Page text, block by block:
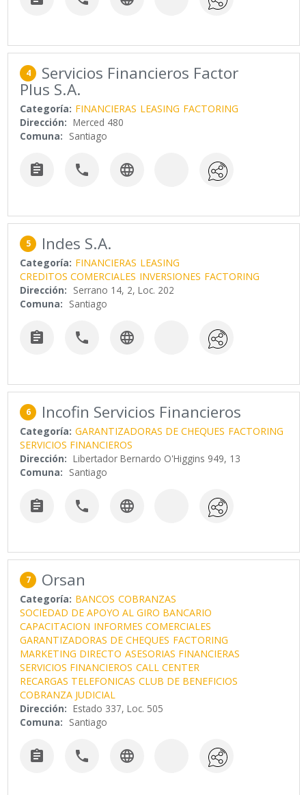
4 Servicios Financieros Factor
Plus S.A.
Categoría: FINANCIERAS LEASING FACTORING
Dirección: Merced 480
Comuna: Santiago
  
5 Indes S.A.
Categoría: FINANCIERAS LEASING
CREDITOS COMERCIALES INVERSIONES FACTORING
Dirección: Serrano 14, 2, Loc. 202
Comuna: Santiago
  
6 Incofin Servicios Financieros
Categoría: GARANTIZADORAS DE CHEQUES FACTORING
SERVICIOS FINANCIEROS
Dirección: Libertador Bernardo O'Higgins 949, 13
Comuna: Santiago
  
7 Orsan
Categoría: BANCOS COBRANZAS
SOCIEDAD DE APOYO AL GIRO BANCARIO
CAPACITACION INFORMES COMERCIALES
GARANTIZADORAS DE CHEQUES FACTORING
MARKETING DIRECTO ASESORIAS FINANCIERAS
SERVICIOS FINANCIEROS CALL CENTER
RECARGAS TELEFONICAS CLUB DE BENEFICIOS
COBRANZA JUDICIAL
Dirección: Estado 337, Loc. 505
Comuna: Santiago
  